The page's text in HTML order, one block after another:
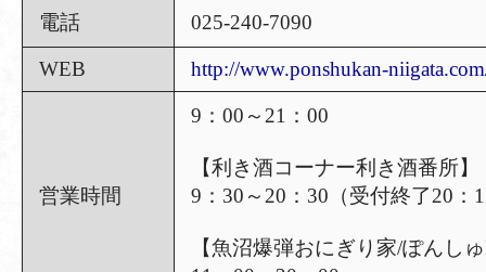
電話 025-240-7090
WEB http://www.ponshukan-
営業時間
9：00～21：00
【利き酒コーナー利き酒番所】
9：30～20：30（受付終了20：
【魚沼爆弾おにぎり家/ぽんし